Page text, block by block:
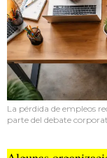
La pérdida de empleos
parte del debate